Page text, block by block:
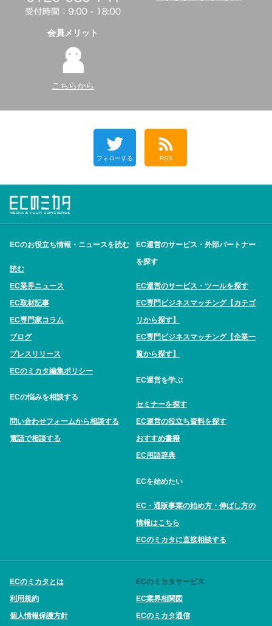
会員メリット
こちらから
フォローする RSS
ECのお役立ち情報・ニュースを読む
読む
EC業界ニュース
EC取材記事
EC専門家コラム
ブログ
プレスリリース
ECのミカタ編集ポリシー
ECの悩みを相談する
問い合わせフォームから相談する
電話で相談する
EC運営のサービス・外部パートナー
を探す
EC運営のサービス・ツールを探す
EC専門ビジネスマッチング【カテゴ
リから探す】
EC専門ビジネスマッチング【企業一
覧から探す】
EC運営を学ぶ
セミナーを探す
EC運営の役立ち資料を探す
おすすめ書籍
EC用語辞典
ECを始めたい
EC・通販事業の始め方・伸ばし方の
情報はこちら
ECのミカタに直接相談する
ECのミカタとは
利用規約
個人情報保護方針
ECのミカタサービス
EC業界相関図
ECのミカタ通信